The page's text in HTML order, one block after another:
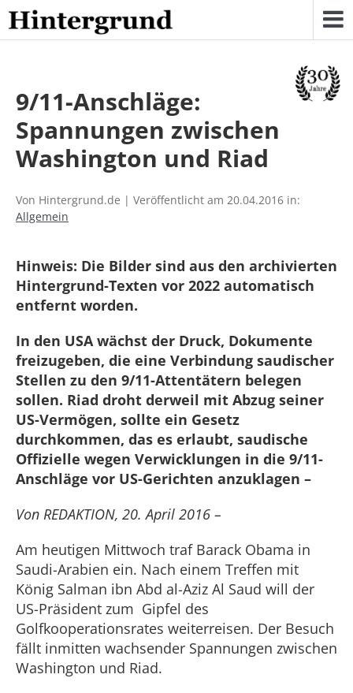
Skip
to
content
9/11-Anschläge:
Spannungen zwischen
Washington und Riad
Von Hintergrund.de | Veröffentlicht am 20.04.2016 in:
Allgemein
Hinweis: Die Bilder sind aus den archivierten
Hintergrund-Texten vor 2022 automatisch
entfernt worden.
In den USA wächst der Druck, Dokumente
freizugeben, die eine Verbindung saudischer
Stellen zu den 9/11-Attentätern belegen
sollen. Riad droht derweil mit Abzug seiner
US-Vermögen, sollte ein Gesetz
durchkommen, das es erlaubt, saudische
Offizielle wegen Verwicklungen in die 9/11-
Anschläge vor US-Gerichten anzuklagen –
Von REDAKTION, 20. April 2016 –
Am heutigen Mittwoch traf Barack Obama in
Saudi-Arabien ein. Nach einem Treffen mit
König Salman ibn Abd al-Aziz Al Saud will der
US-Präsident zum Gipfel des
Golfkooperationsrates weiterreisen. Der Besuch
fällt inmitten wachsender Spannungen zwischen
Washington und Riad.